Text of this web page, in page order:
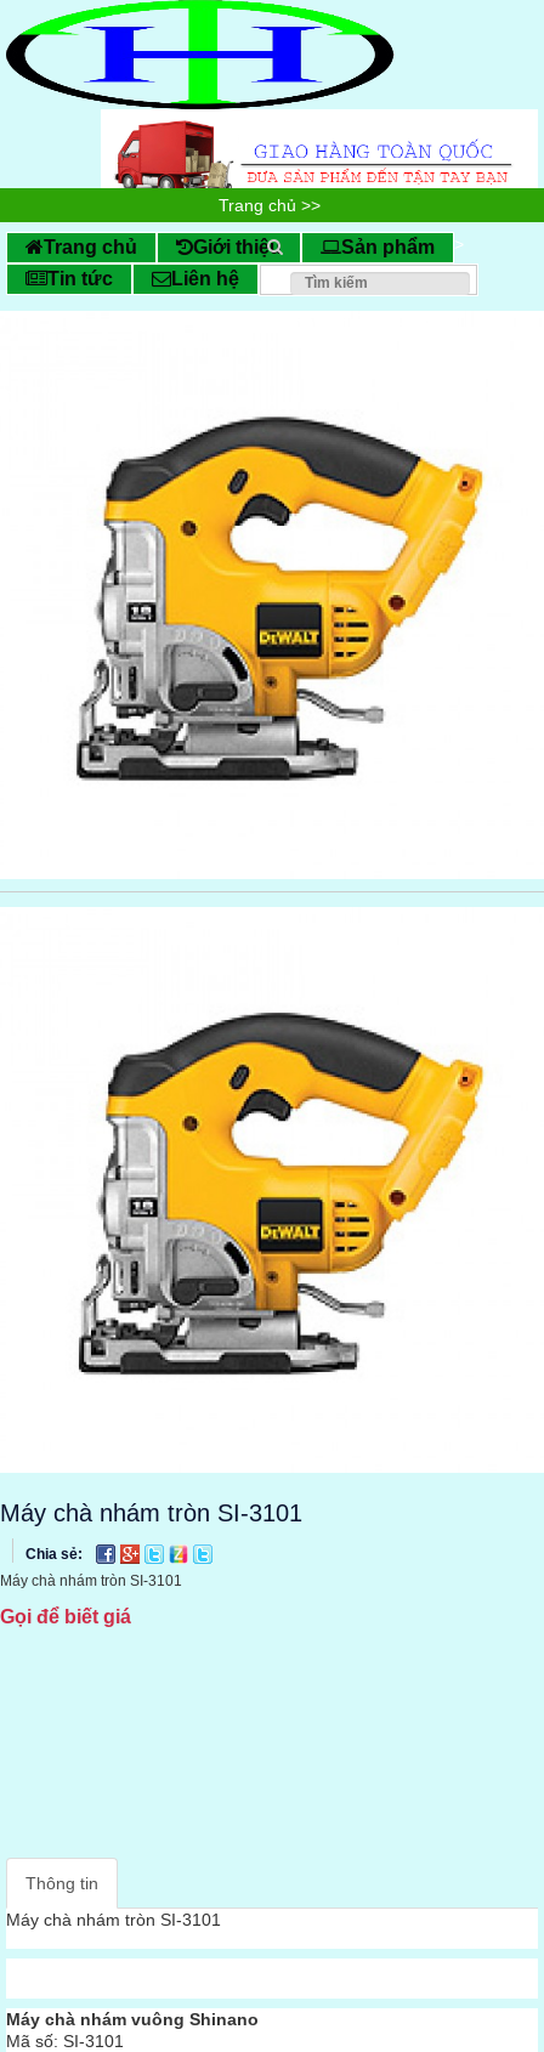
Trang chủ >>
DỤNG CỤ CƠ KHÍ CẦM TAY
>>
Máy Mài
>>
Trang chủ Giới thiệu
Sản phẩm
Tin tức
Liên hệ
Máy chà nhám tròn SI-3101
Chia sẻ:
Máy chà nhám tròn SI-3101
Gọi để biết giá
Thông tin
Máy chà nhám tròn SI-3101
Máy chà nhám vuông Shinano
Mã số: SI-3101